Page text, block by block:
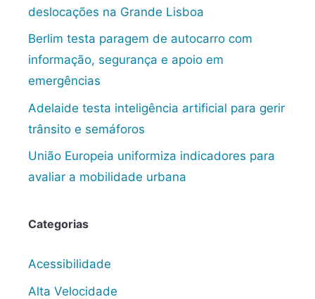
deslocações na Grande Lisboa
Berlim testa paragem de autocarro com
informação, segurança e apoio em
emergências
Adelaide testa inteligência artificial para gerir
trânsito e semáforos
União Europeia uniformiza indicadores para
avaliar a mobilidade urbana
Categorias
Acessibilidade
Alta Velocidade